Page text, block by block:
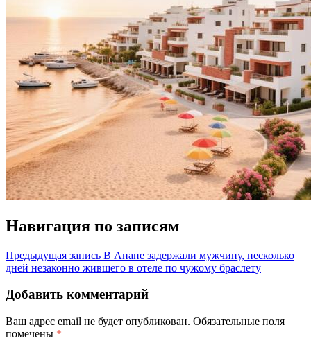
Навигация по записям
Предыдущая запись В Анапе задержали мужчину, несколько
дней незаконно жившего в отеле по чужому браслету
Добавить комментарий
Ваш адрес email не будет опубликован. Обязательные поля
помечены *